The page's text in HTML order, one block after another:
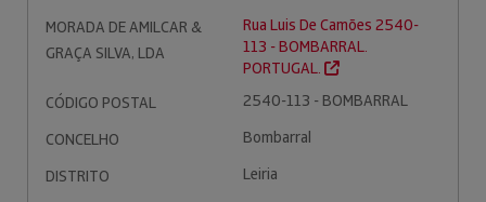
MORADA DE AMILCAR &
GRAÇA SILVA, LDA
Rua Luis De Camões 2540-
113 - BOMBARRAL.
PORTUGAL.
CÓDIGO POSTAL
2540-113 - BOMBARRAL
CONCELHO
Bombarral
DISTRITO
Leiria